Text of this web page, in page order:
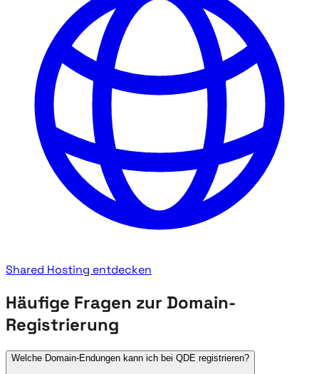
Shared Hosting entdecken
Häufige Fragen zur Domain-
Registrierung
Welche Domain-Endungen kann ich bei QDE registrieren?